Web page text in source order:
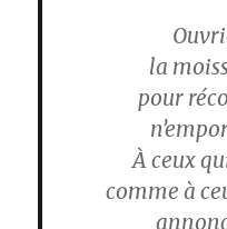
la
pour
À ceux
comme à